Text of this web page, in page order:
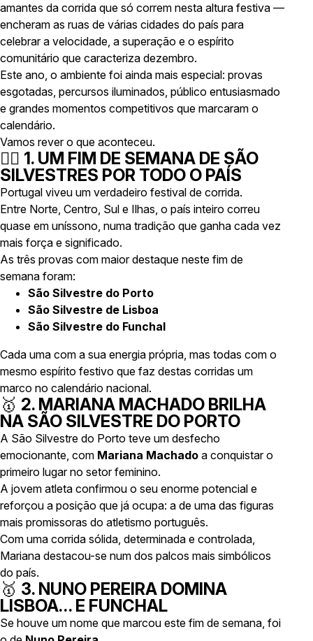
amantes da corrida que só correm nesta altura festiva —
encheram as ruas de várias cidades do país para
celebrar a velocidade, a superação e o espírito
comunitário que caracteriza dezembro.
Este ano, o ambiente foi ainda mais especial: provas
esgotadas, percursos iluminados, público entusiasmado
e grandes momentos competitivos que marcaram o
calendário.
Vamos rever o que aconteceu.
🏃‍♀️ 1. UM FIM DE SEMANA DE SÃO
SILVESTRES POR TODO O PAÍS
Portugal viveu um verdadeiro festival de corrida.
Entre Norte, Centro, Sul e Ilhas, o país inteiro correu
quase em uníssono, numa tradição que ganha cada vez
mais força e significado.
As três provas com maior destaque neste fim de
semana foram:
São Silvestre do Porto
São Silvestre de Lisboa
São Silvestre do Funchal
Cada uma com a sua energia própria, mas todas com o
mesmo espírito festivo que faz destas corridas um
marco no calendário nacional.
🥇 2. MARIANA MACHADO BRILHA
NA SÃO SILVESTRE DO PORTO
A São Silvestre do Porto teve um desfecho
emocionante, com Mariana Machado a conquistar o
primeiro lugar no setor feminino.
A jovem atleta confirmou o seu enorme potencial e
reforçou a posição que já ocupa: a de uma das figuras
mais promissoras do atletismo português.
Com uma corrida sólida, determinada e controlada,
Mariana destacou-se num dos palcos mais simbólicos
do país.
🥇 3. NUNO PEREIRA DOMINA
LISBOA… E FUNCHAL
Se houve um nome que marcou este fim de semana, foi